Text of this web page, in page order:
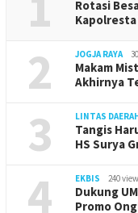
Rotasi
2 JOGJA RAYA
Makam
Akhirnya
3 LINTAS
Tangis
HS Surya
4 EKBIS 240
Dukung
Promo